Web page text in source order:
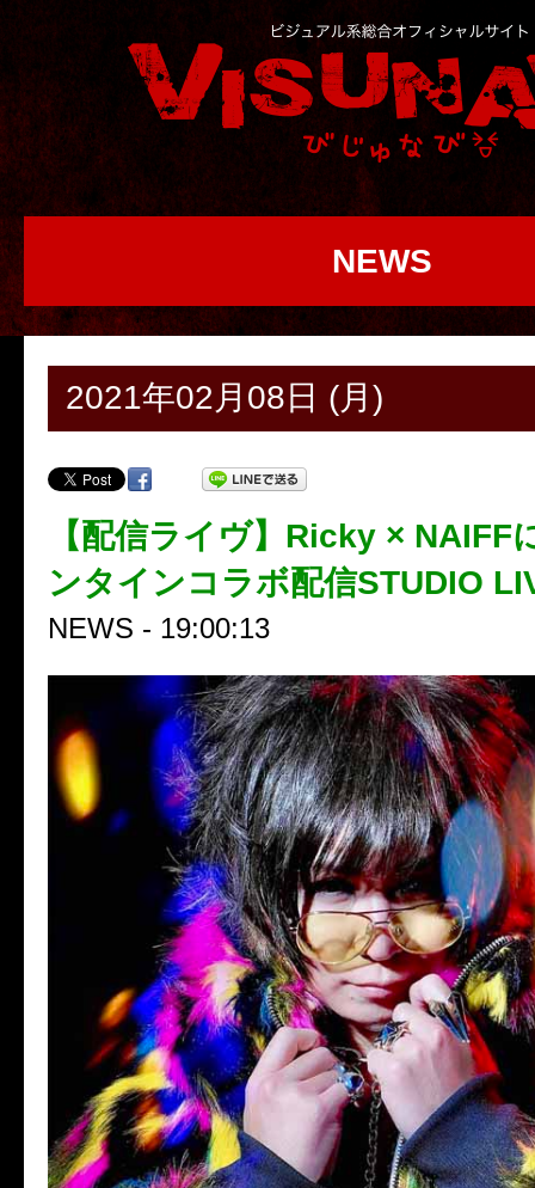
NEWS
2021年02月08日 (月)
【配信ライヴ】Ricky × NAIFF
ンタインコラボ配信STUDIO
NEWS - 19:00:13